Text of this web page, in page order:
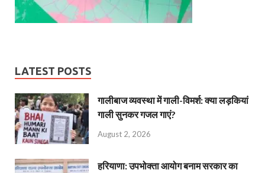
LATEST POSTS
गालीबाज व्‍यवस्‍था में गाली-विमर्श: क्या लड़कियां
गाली सुनकर गजल गाएं?
August 2, 2026
हरियाणा: उपभोक्ता आयोग बनाम सरकार का